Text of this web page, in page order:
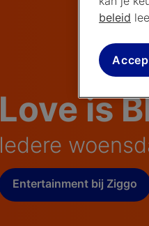
Love is
Iedere
Entertainment bij Ziggo
beleid